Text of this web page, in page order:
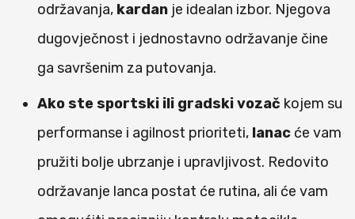
održavanja, kardan je idealan izbor. Njegova
dugovječnost i jednostavno održavanje čine
ga savršenim za putovanja.
Ako ste sportski ili gradski vozač kojem su
performanse i agilnost prioriteti, lanac će vam
pružiti bolje ubrzanje i upravljivost. Redovito
održavanje lanca postat će rutina, ali će vam